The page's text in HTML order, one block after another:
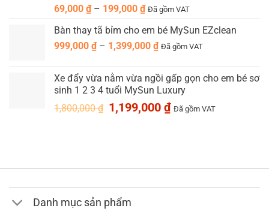
249,000 ₫
69,000 ₫ – 199,000 ₫Khoảng
từ
69,000 ₫
199,000 ₫
Đã gồm VAT
Bàn thay tã bỉm cho em bé MySun EZclean
999,000 ₫ – 1,399,000 ₫Khoảng
999,000 ₫
đến
1,399,000 ₫
Đã gồm VAT
Xe đẩy vừa nằm vừa ngồi gấp gọn cho em bé sơ
sinh 1 2 3 4 tuổi MySun Luxury
1,800,000₫ Giá
gốc
1,199,000 ₫Giá
hiện
Đã gồm VAT
Danh mục sản phẩm